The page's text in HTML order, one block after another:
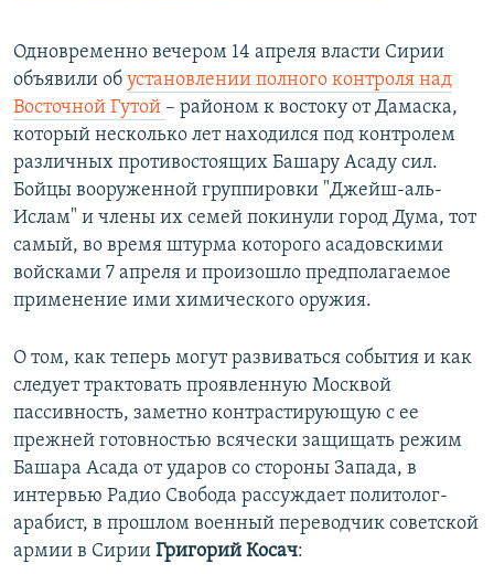
Одновременно вечером 14 апреля власти Сирии
объявили об установлении полного контроля над
Восточной Гутой – районом к востоку от Дамаска,
который несколько лет находился под контролем
различных противостоящих Башару Асаду сил.
Бойцы вооруженной группировки "Джейш-аль-
Ислам" и члены их семей покинули город Дума, тот
самый, во время штурма которого асадовскими
войсками 7 апреля и произошло предполагаемое
применение ими химического оружия.
О том, как теперь могут развиваться события и как
следует трактовать проявленную Москвой
пассивность, заметно контрастирующую с ее
прежней готовностью всячески защищать режим
Башара Асада от ударов со стороны Запада, в
интервью Радио Свобода рассуждает политолог-
арабист, в прошлом военный переводчик советской
армии в Сирии Григорий Косач: